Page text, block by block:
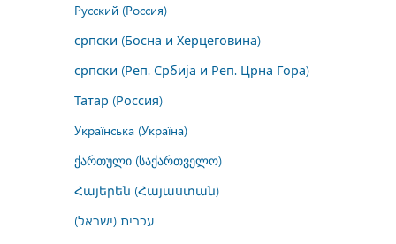
Русский (Россия)
српски (Босна и Херцеговина)
српски (Реп. Србија и Реп. Црна Гора)
Татар (Россия)
Українська (Україна)
ქართული (საქართველო)
Հայերեն (Հայաստան)
עברית (ישראל)